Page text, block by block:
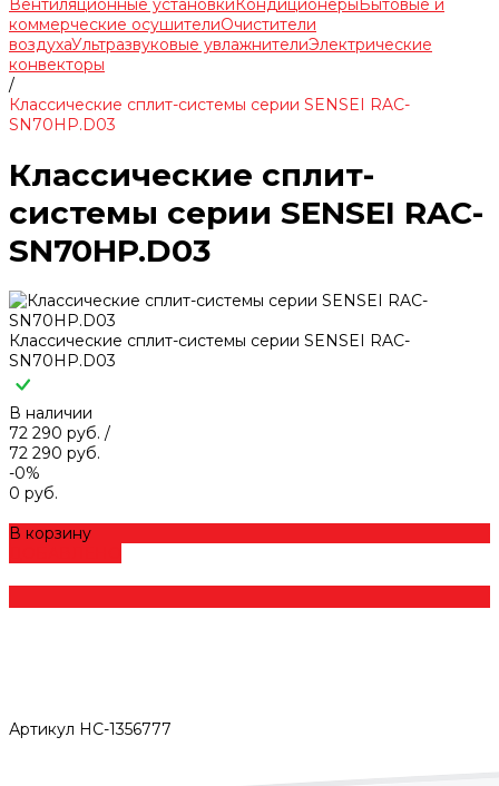
Вентиляционные установкиКондиционерыБытовые и
коммерческие осушителиОчистители
воздухаУльтразвуковые увлажнителиЭлектрические
конвекторы
/
Классические сплит-системы серии SENSEI RAC-
SN70HP.D03
Классические сплит-
системы серии SENSEI RAC-
SN70HP.D03
Классические сплит-системы серии SENSEI RAC-
SN70HP.D03
В наличии
72 290 руб. /
72 290 руб.
-0%
0 руб.
В корзину
Артикул НС-1356777